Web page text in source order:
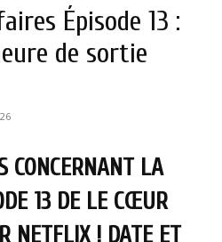
Épisode 13 :
de sortie
CONCERNANT LA
13 DE LE CŒUR
NETFLIX ! DATE ET